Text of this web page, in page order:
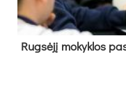
Rug­sė­jį mo­kyk­los